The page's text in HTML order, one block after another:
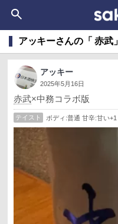
アッキーさんの「 赤武」
アッキー
2025年5月16日
赤武×中務コラボ版
テイスト ボディ:普通 甘辛:甘い+1